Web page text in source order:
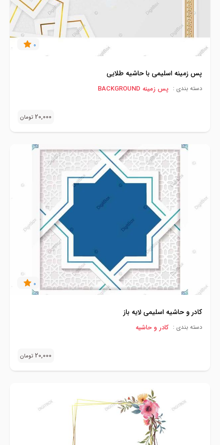
0
پس زمینه اسلیمی با حاشیه طلایی
دسته بندی : پس زمینه BACKGROUND
20,000 تومان
0
کادر و حاشیه اسلیمی لایه باز
دسته بندی : کادر و حاشیه
20,000 تومان